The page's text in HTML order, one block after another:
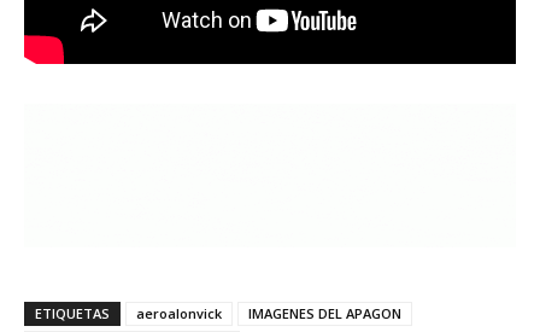
ETIQUETAS aeroalonvick
IMAGENES DEL APAGON